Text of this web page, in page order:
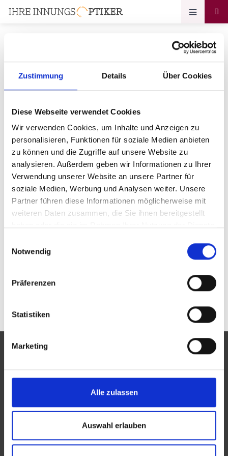
Zustimmung Details Über Cookies
Diese Webseite verwendet Cookies
Wir verwenden Cookies, um Inhalte und Anzeigen zu
personalisieren, Funktionen für soziale Medien anbieten
zu können und die Zugriffe auf unsere Website zu
analysieren. Außerdem geben wir Informationen zu Ihrer
Verwendung unserer Website an unsere Partner für
soziale Medien, Werbung und Analysen weiter. Unsere
Partner führen diese Informationen möglicherweise mit
weiteren Daten zusammen, die Sie ihnen bereitgestellt
Notwendig
Präferenzen
Statistiken
Marketing
Alle zulassen
Auswahl erlauben
Ihr Zugang zum
Augenoptik Weyhmann
Bitte geben Sie Ihr Passwort ein:
allgemeinen Suche.
Eine Aktion des Zentralverbandes der Augenoptiker und
Der ZVA ist ein Bundesinnungsverband, seine Mitglieder
sind die Landesinnungsverbände und Landesinnungen
des Augenoptikerhandwerks.